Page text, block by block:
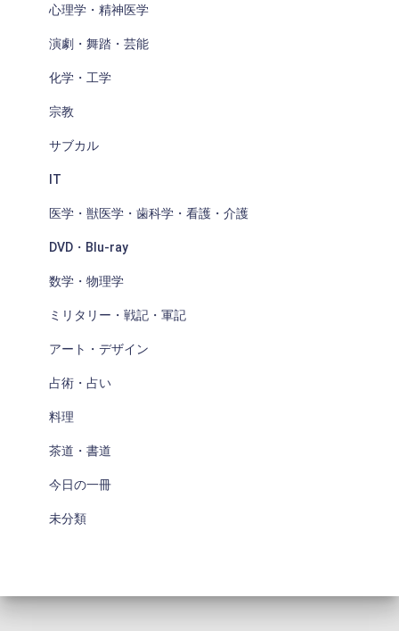
心理学・精神医学
演劇・舞踏・芸能
化学・工学
宗教
サブカル
IT
医学・獣医学・歯科学・看護・介護
DVD・Blu-ray
数学・物理学
ミリタリー・戦記・軍記
アート・デザイン
占術・占い
料理
茶道・書道
今日の一冊
未分類